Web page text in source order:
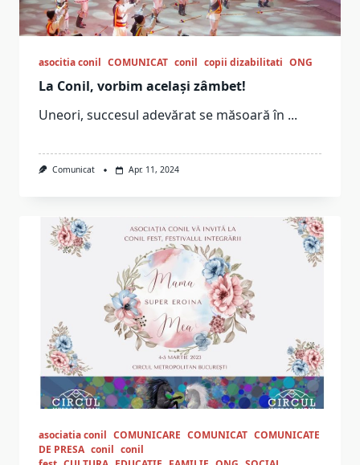
asocitia conil COMUNICAT conil copii dizabilitati ONG
La Conil, vorbim același zâmbet!
Uneori, succesul adevărat se măsoară în ...
Comunicat Apr. 11, 2024
asociatia conil COMUNICARE COMUNICAT COMUNICATE
DE PRESA conil conil